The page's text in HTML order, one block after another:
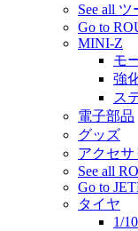
See all ツ
Go to
MINI-Z
モ
強
ス
電子部品
グッズ
アクセサ
See all
Go to
タイヤ
1/10